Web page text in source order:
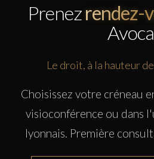
Prenezrendez-
Le droit, à la hauteur
Choisissez votre créneau
visioconférence ou dans
lyonnais. Première